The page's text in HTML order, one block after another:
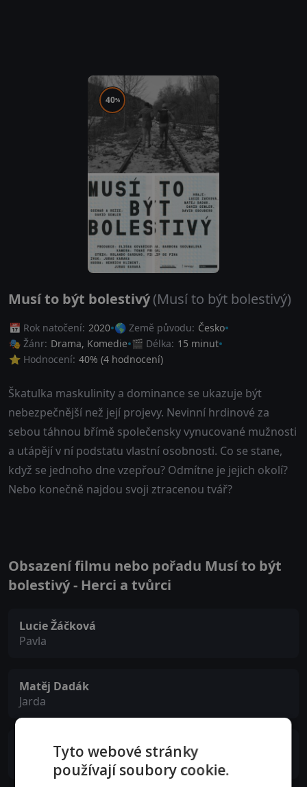
40%
Musí to být bolestivý(Musí to být bolestivý)
📅 Rok natočení: 2020 🌎 Země původu: Česko
🎭 Žánr: Drama, Komedie 🎬 Délka: 15 minut
⭐ Hodnocení: 40% (4 hodnocení)
Škatulka maskulinity a dominance se ukazuje být
nebezpečnější než její projevy. Nevinní hrdinové za
sebou táhnou břímě společensky vynucované mužnosti
a utápějí v ní podstatu vlastní osobnosti. Co se stane,
když se jednoho dne vzepřou? Odmítne je jejich okolí?
Nebo konečně najdou svoji ztracenou tvář?
Obsazení filmu nebo pořadu Musí to být
bolestivý - Herci a tvůrci
Lucie Žáčková
Pavla
Matěj Dadák
Jarda
David Semler
Tyto webové stránky
používají soubory cookie.